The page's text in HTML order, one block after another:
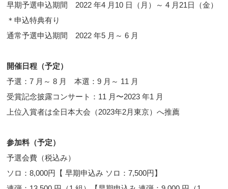
早期予選申込期間 2022 年4 月10 日（月）～ 4 月21日（金）
＊申込特典有り
通常予選申込期間 2022 年5 月～ 6 月
開催日程（予定）
予選：7 月～ 8 月 本選：9 月～ 11 月
受賞記念披露コンサート：11 月〜2023 年1 月
上位入賞者は全日本大会（2023年2月東京）へ推薦
参加料（予定）
予選会費（税込み）
ソロ：8,000円【 早期申込み ソロ：7,500円】